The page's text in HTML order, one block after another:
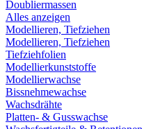
Doubliermassen
Alles anzeigen
Modellieren, Tiefziehen
Modellieren, Tiefziehen
Tiefziehfolien
Modellierkunststoffe
Modellierwachse
Bissnehmewachse
Wachsdrähte
Platten- & Gusswachse